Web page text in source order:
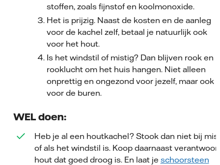
stoffen, zoals fijnstof en koolmonoxide.
Het is prijzig. Naast de kosten en de aanleg
voor de kachel zelf, betaal je natuurlijk ook
voor het hout.
Is het windstil of mistig? Dan blijven rook en
rooklucht om het huis hangen. Niet alleen
onprettig en ongezond voor jezelf, maar ook
voor de buren.
WEL doen:
Heb je al een houtkachel? Stook dan niet bij
of als het windstil is. Koop daarnaast
hout dat goed droog is. En laat je schoorsteen